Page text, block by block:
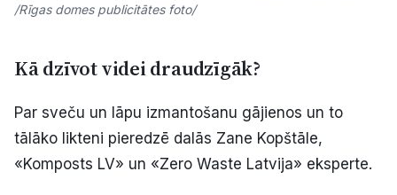
/Rīgas domes publicitātes foto/
Kā dzīvot videi draudzīgāk?
Par sveču un lāpu izmantošanu gājienos un to
tālāko likteni pieredzē dalās Zane Kopštāle,
«Komposts LV» un «Zero Waste Latvija» eksperte.